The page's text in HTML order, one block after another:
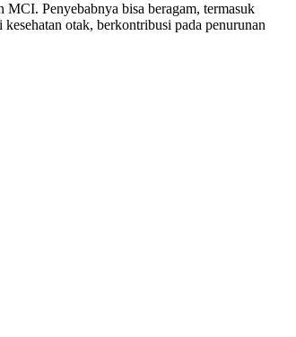
Penyebabnya bisa beragam, termasuk
otak, berkontribusi pada penurunan